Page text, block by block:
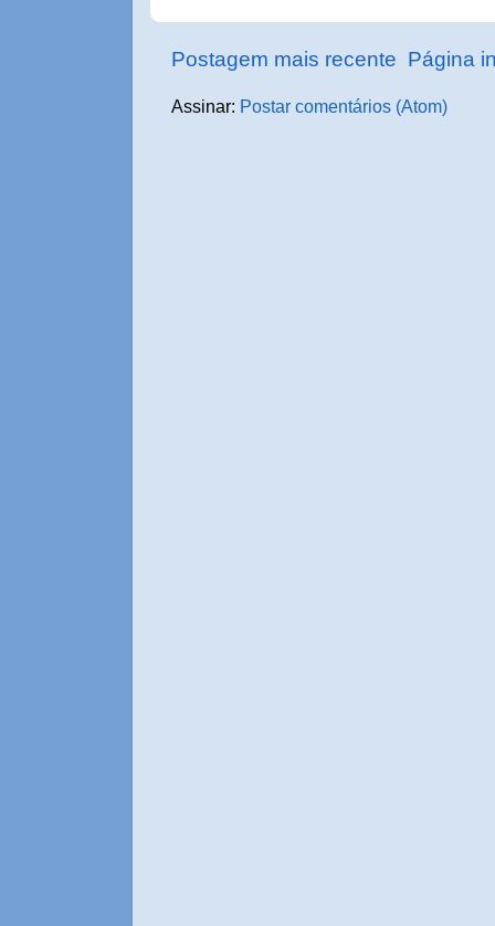
Postagem mais recente Página
Assinar: Postar comentários (Atom)